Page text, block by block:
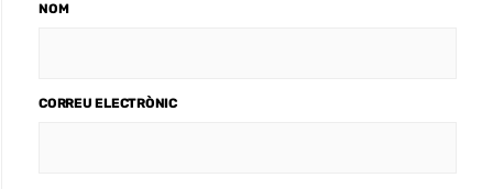
NOM
CORREU ELECTRÒNIC